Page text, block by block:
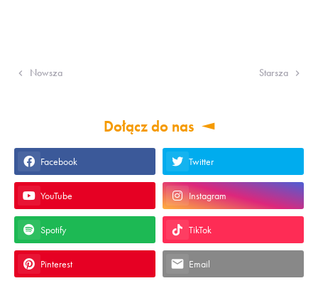
Nowsza Starsza
Dołącz do nas
Facebook Twitter
YouTube Instagram
Spotify TikTok
Pinterest Email